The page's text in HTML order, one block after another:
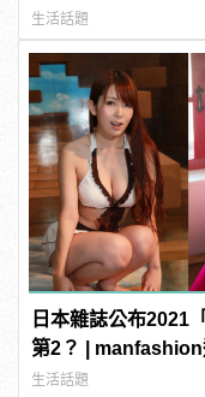
最性感男人！
生活話題
日本雜誌公布2021
第2？ | manfashion
生活話題